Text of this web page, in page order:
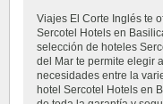
Viajes El Corte Inglés te
Sercotel Hotels en
selección de hoteles
del Mar te permite elegir
necesidades entre la
hotel Sercotel Hotels en